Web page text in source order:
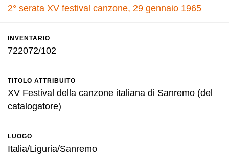
2° serata XV festival canzone, 29 gennaio 1965
INVENTARIO
722072/102
TITOLO ATTRIBUITO
XV Festival della canzone italiana di Sanremo (del
catalogatore)
LUOGO
Italia/Liguria/Sanremo